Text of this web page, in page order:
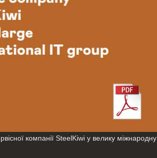
компанії SteelKiwi у велику міжнародну